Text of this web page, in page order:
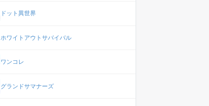
ドット異世界
ホワイトアウトサバイバル
ワンコレ
グランドサマナーズ